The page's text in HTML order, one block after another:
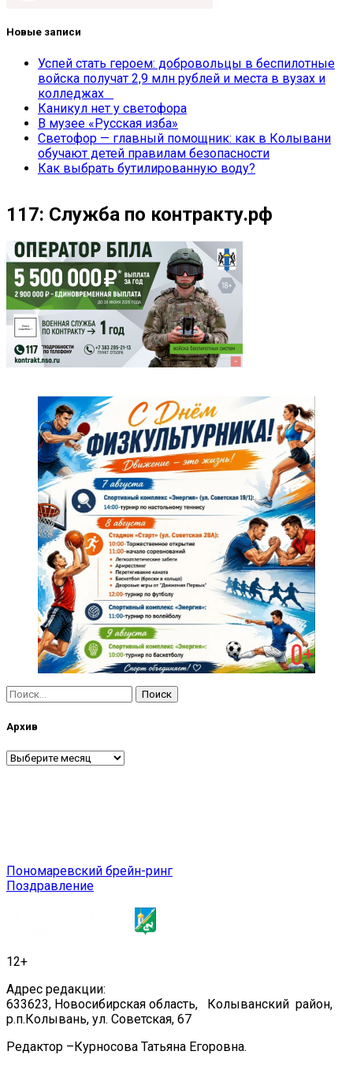
Новые записи
Успей стать героем: добровольцы в беспилотные
войска получат 2,9 млн рублей и места в вузах и
колледжах
Каникул нет у светофора
В музее «Русская изба»
Светофор — главный помощник: как в Колывани
обучают детей правилам безопасности
Как выбрать бутилированную воду?
117: Служба по контракту.рф
Найти:
Архив
Архив
Навигация
по
Пономаревский брейн-ринг
Поздравление
12+
Адрес редакции:
633623, Новосибирская область, Колыванский район,
р.п.Колывань, ул. Советская, 67
Редактор –Курносова Татьяна Егоровна.